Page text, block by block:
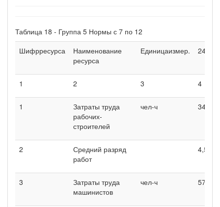
Таблица 18 - Группа 5 Нормы с 7 по 12
Шифрресурса
Наименование
ресурса
Единицаизмер. 24-57
1 2 3 4
1
Затраты труда
рабочих-
строителей
чел-ч 3444
2
Средний разряд
работ
4,5
3
Затраты труда
машинистов
чел-ч 571,38